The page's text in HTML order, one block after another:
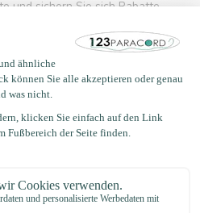
und sichern Sie sich Rabatte.
Hause ab 150 €